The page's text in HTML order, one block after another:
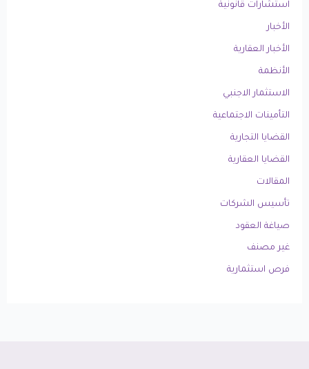
استشارات قانونية
الأخبار
الأخبار العقارية
الأنظمة
الاستثمار الاجنبي
التأمينات الاجتماعية
القضايا التجارية
القضايا العقارية
المقالات
تأسيس الشركات
صياغة العقود
غير مصنف
فرص استثمارية